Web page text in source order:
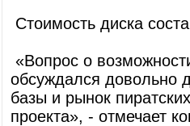
Стоимость диска
«Вопрос о
обсуждался довольно
базы и рынок
проекта», - отмечает